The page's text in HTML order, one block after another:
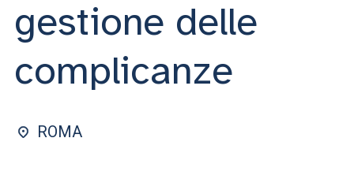
SEI UN DOCENTE O UN MEMBRO DELLO STAFF
ACCEDI A CLOUDMAIL
gestione delle
complicanze
ROMA